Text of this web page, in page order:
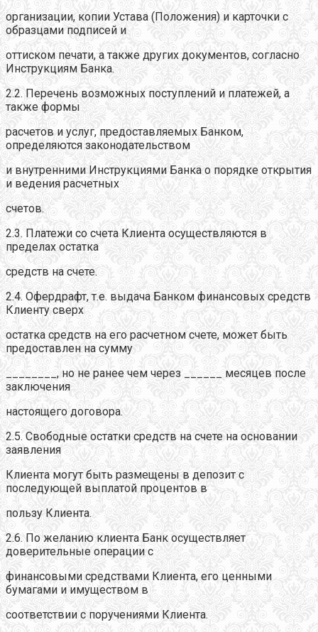
организации, копии Устава (Положения) и карточки с
образцами подписей и
оттиском печати, а также других документов, согласно
Инструкциям Банка.
2.2. Перечень возможных поступлений и платежей, а
также формы
расчетов и услуг, предоставляемых Банком,
определяются законодательством
и внутренними Инструкциями Банка о порядке открытия
и ведения расчетных
счетов.
2.3. Платежи со счета Клиента осуществляются в
пределах остатка
средств на счете.
2.4. Офердрафт, т.е. выдача Банком финансовых средств
Клиенту сверх
остатка средств на его расчетном счете, может быть
предоставлен на сумму
________, но не ранее чем через ______ месяцев после
заключения
настоящего договора.
2.5. Свободные остатки средств на счете на основании
заявления
Клиента могут быть размещены в депозит с
последующей выплатой процентов в
пользу Клиента.
2.6. По желанию клиента Банк осуществляет
доверительные операции с
финансовыми средствами Клиента, его ценными
бумагами и имуществом в
соответствии с поручениями Клиента.